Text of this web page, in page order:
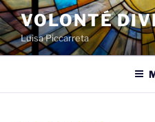
Spring
naar
de
inhoud
VOLONTÉ
Luisa Piccarreta